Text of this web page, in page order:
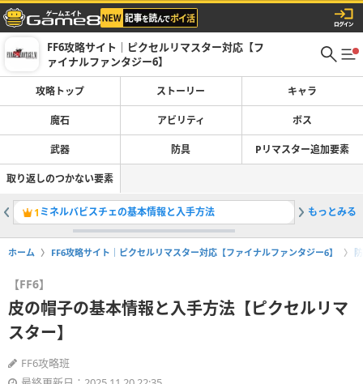
FF6攻略サイト｜ピクセルリマスター対応【フ
ァイナルファンタジー6】
攻略トップ ストーリー キャラ
魔石 アビリティ ボス
武器 防具 Pリマスター追加要素
取り返しのつかない要素
1 ミネルバビスチェの基本情報と入手方法 2雪男の
もっとみる
ホーム FF6攻略サイト｜ピクセルリマスター対応【ファイナルファンタジー6】
【FF6】
皮の帽子の基本情報と入手方法【ピクセルリマ
スター】
FF6攻略班